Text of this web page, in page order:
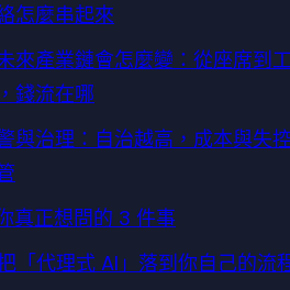
怎麼串起來
來產業鏈會怎麼變：從座席到
錢流在哪
與治理：自治越高，成本與失
真正想問的 3 件事
「代理式 AI」落到你自己的流